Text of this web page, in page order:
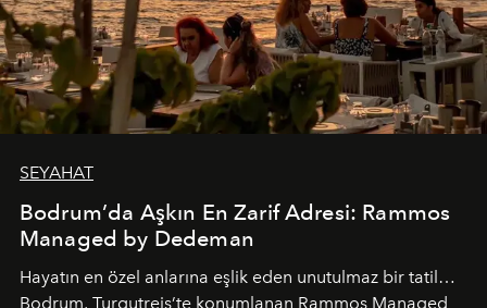
SEYAHAT
Bodrum’da Aşkın En Zarif Adresi: Rammos
Managed by Dedeman
Hayatın en özel anlarına eşlik eden unutulmaz bir tatil…
Bodrum, Turgutreis’te konumlanan Rammos Managed